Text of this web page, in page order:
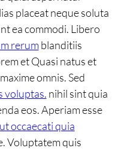
placeat neque soluta
ea commodi. Libero
rerumblanditiis
et Quasi natus et
omnis. Sed
voluptas. nihil sint quia
eos. Aperiam esse
ut occaecati quia
Voluptatem quis